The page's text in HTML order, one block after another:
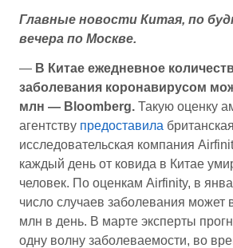
Главные новости Китая, по
вечера по Москве.
— В Китае ежедневное
заболевания коронавирусом
млн — Bloomberg. Такую оценку
агентству предоставила британская
исследовательская компания
каждый день от ковида в Китае
человек. По оценкам Airfinity, в
число случаев заболевания может
млн в день. В марте эксперты
одну волну заболеваемости, во